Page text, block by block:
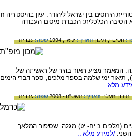
היחסים בין ישראל ליהודה. עיון בהיסטוריה זו
הסיבה הכלכלית: הכבדת מיסים העבודה
חטיבה,תיכוןתאריך:ינואר, 1994 שפה:עברית
המאמר מציע תאור בהיר של ראשיתה של
תיאור ימי שלמה בספר מלכים, ספר דברי הימים
מלא...
תיכון ומעלהתאריך:תשס"ח - 2008 שפה:עברית
(מלכים ב יח- יט) מגלה שסיפור המלאך
/למידע מלא...